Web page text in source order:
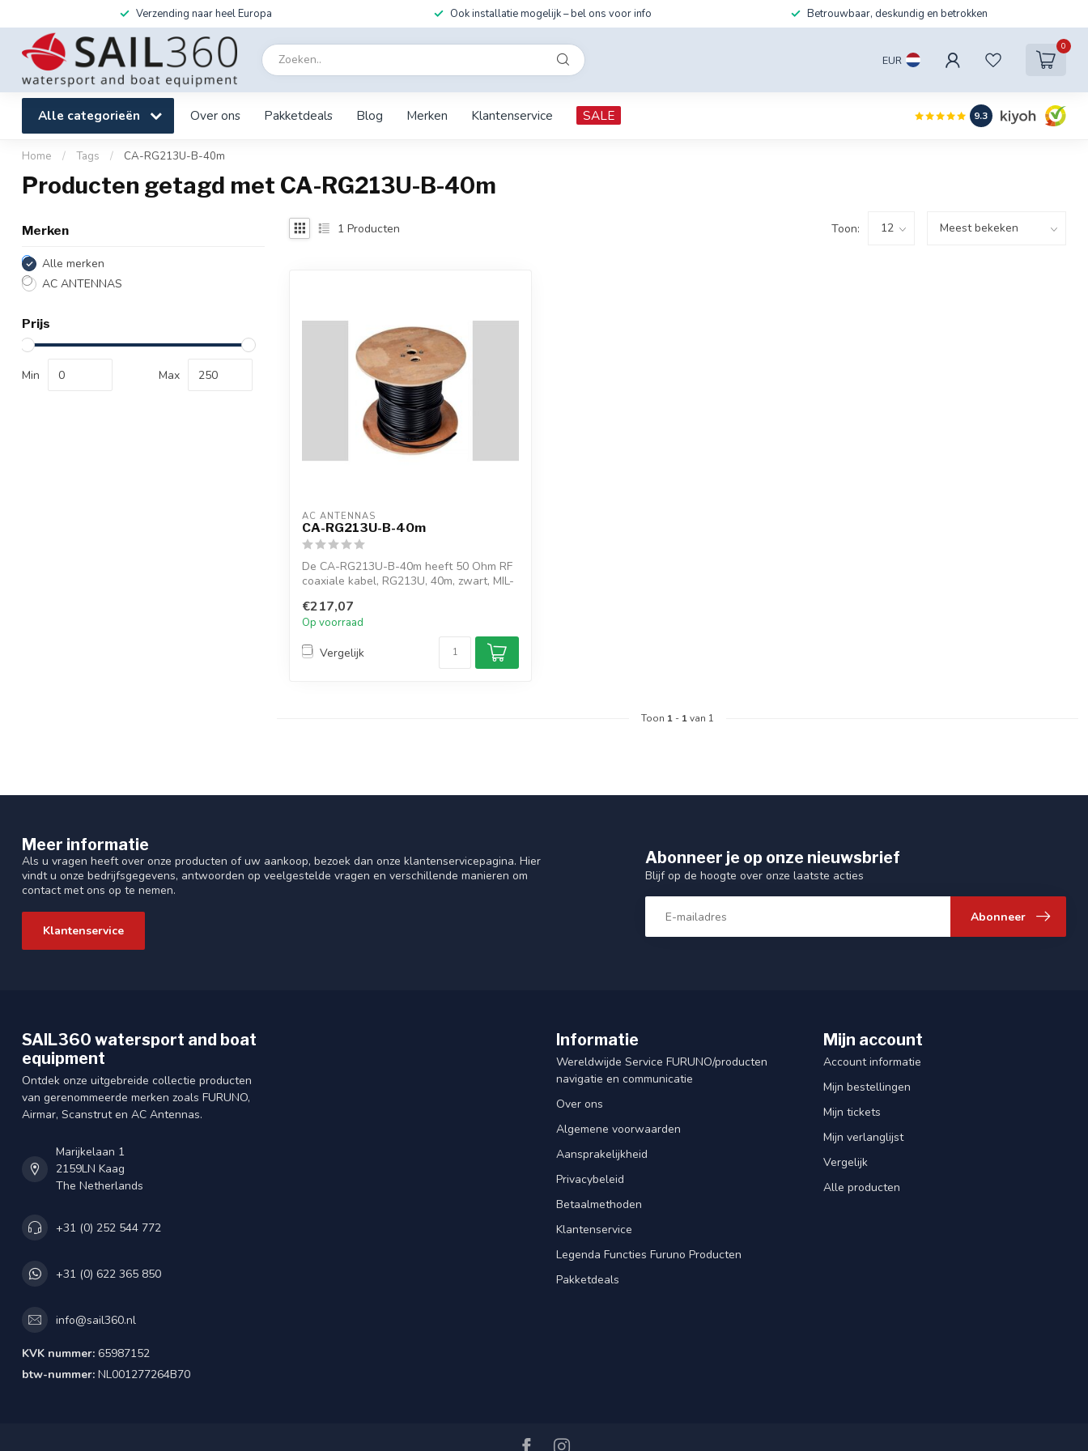
Verzending naar heel Europa Ook installatie mogelijk – bel ons voor info Betrouwbaar, deskundig en betrokken
EUR
0
Alle categorieën Over ons Pakketdeals Blog Merken Klantenservice SALE 9.3
Home / Tags / CA-RG213U-B-40m
Producten getagd met CA-RG213U-B-40m
Merken
Alle merken
AC ANTENNAS
Prijs
Min Max
1 Producten Toon:
AC ANTENNAS
CA-RG213U-B-40m
De CA-RG213U-B-40m heeft 50 Ohm RF
coaxiale kabel, RG213U, 40m, zwart, MIL-
€217,07
Op voorraad
Vergelijk
Toon 1 - 1van 1
Meer informatie
Als u vragen heeft over onze producten of uw aankoop, bezoek dan onze klantenservicepagina. Hier
vindt u onze bedrijfsgegevens, antwoorden op veelgestelde vragen en verschillende manieren om
contact met ons op te nemen.
Klantenservice
Abonneer je op onze nieuwsbrief
Blijf op de hoogte over onze laatste acties
Abonneer
SAIL360 watersport and boat
equipment
Ontdek onze uitgebreide collectie producten
van gerenommeerde merken zoals FURUNO,
Airmar, Scanstrut en AC Antennas.
Marijkelaan 1
2159LN Kaag
The Netherlands
+31 (0) 252 544 772
+31 (0) 622 365 850
info@sail360.nl
KVK nummer: 65987152
btw-nummer: NL001277264B70
Informatie
Wereldwijde Service FURUNO/producten
navigatie en communicatie
Over ons
Algemene voorwaarden
Aansprakelijkheid
Privacybeleid
Betaalmethoden
Klantenservice
Legenda Functies Furuno Producten
Pakketdeals
Mijn account
Account informatie
Mijn bestellingen
Mijn tickets
Mijn verlanglijst
Vergelijk
Alle producten